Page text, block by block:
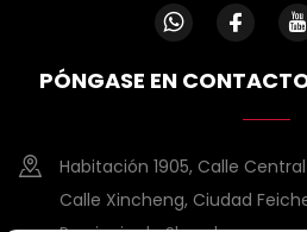
PÓNGASE EN
Habitación 1905, Calle
Calle Xincheng, Ciudad